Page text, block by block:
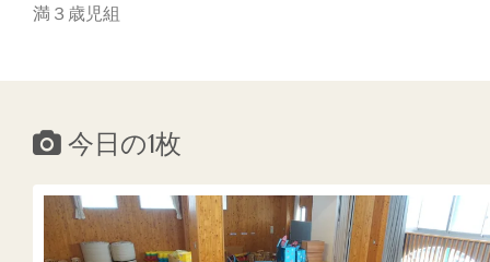
満３歳児組
今日の1枚